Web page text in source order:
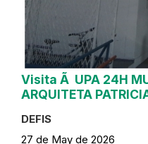
Visita Ã UPA 24H
ARQUITETA
DEFIS
27 de May de 2026